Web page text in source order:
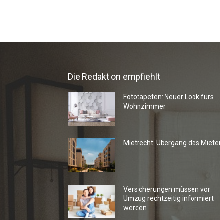
Die Redaktion empfiehlt
Fototapeten: Neuer Look fürs
Wohnzimmer
Mietrecht: Übergang des
Versicherungen müssen vor
Umzug rechtzeitig informiert
werden